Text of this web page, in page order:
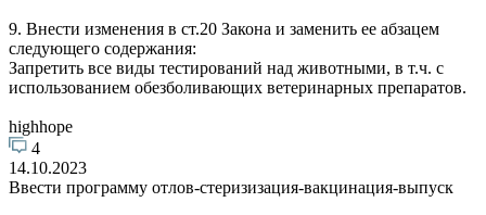
9. Внести изменения в ст.20 Закона и заменить ее абзацем
следующего содержания:
Запретить все виды тестирований над животными, в т.ч. с
использованием обезболивающих ветеринарных препаратов.
highhope
4
14.10.2023
Ввести программу отлов-стеризизация-вакцинация-выпуск